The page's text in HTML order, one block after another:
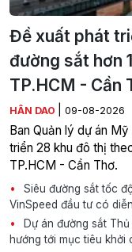
Đề xuất phát
đường sắt hơn
TP.HCM - Cần
HÂN DAO 09-08-2026
Ban Quản lý dự án
triển 28 khu đô thị
TP.HCM - Cần Thơ.
Siêu đường sắt tốc
VinSpeed đầu tư có
Dự án đường sắt
hướng tới mục tiêu khởi